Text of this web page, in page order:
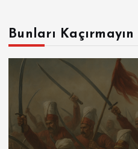
Bunları Kaçırmayın